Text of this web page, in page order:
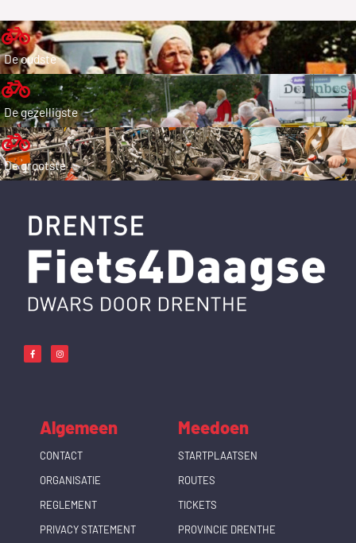
De oudste
De gezelligste
De grootste
c
e
b
s
t
a
Algemeen
CONTACT
ORGANISATIE
REGLEMENT
PRIVACY STATEMENT
Meedoen
STARTPLAATSEN
ROUTES
TICKETS
PROVINCIE DRENTHE